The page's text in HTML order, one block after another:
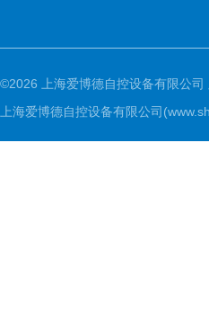
©2026 上海爱博德自控设备有限公司
上海爱博德自控设备有限公司